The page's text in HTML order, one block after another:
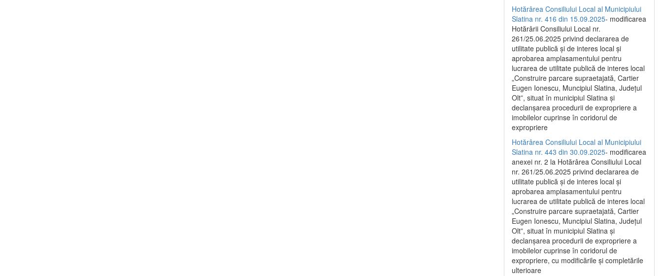
Hotărârea Consiliului Local al Municipiului
Slatina nr. 416 din 15.09.2025- modificarea
Hotărârii Consiliului Local nr.
261/25.06.2025 privind declararea de
utilitate publică și de interes local și
aprobarea amplasamentului pentru
lucrarea de utilitate publică de interes local
„Construire parcare supraetajată, Cartier
Eugen Ionescu, Muncipiul Slatina, Județul
Olt”, situat în municipiul Slatina și
declanșarea procedurii de expropriere a
imobilelor cuprinse în coridorul de
expropriere
Hotărârea Consiliului Local al Municipiului
Slatina nr. 443 din 30.09.2025- modificarea
anexei nr. 2 la Hotărârea Consiliului Local
nr. 261/25.06.2025 privind declararea de
utilitate publică şi de interes local şi
aprobarea amplasamentului pentru
lucrarea de utilitate publică de interes local
„Construire parcare supraetajată, Cartier
Eugen Ionescu, Muncipiul Slatina, Judeţul
Olt”, situat în municipiul Slatina şi
declanşarea procedurii de expropriere a
imobilelor cuprinse în coridorul de
expropriere, cu modificările şi completările
ulterioare